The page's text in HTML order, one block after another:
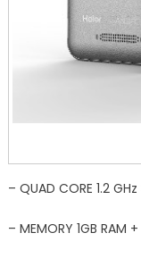
– QUAD CORE 1.2
– MEMORY 1GB RAM